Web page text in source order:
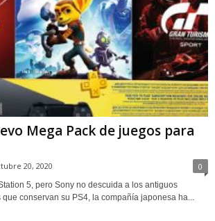
Mega Pack de juegos para
20, 2020 0
5, pero Sony no descuida a los antiguos
conservan su PS4, la compañía japonesa ha...